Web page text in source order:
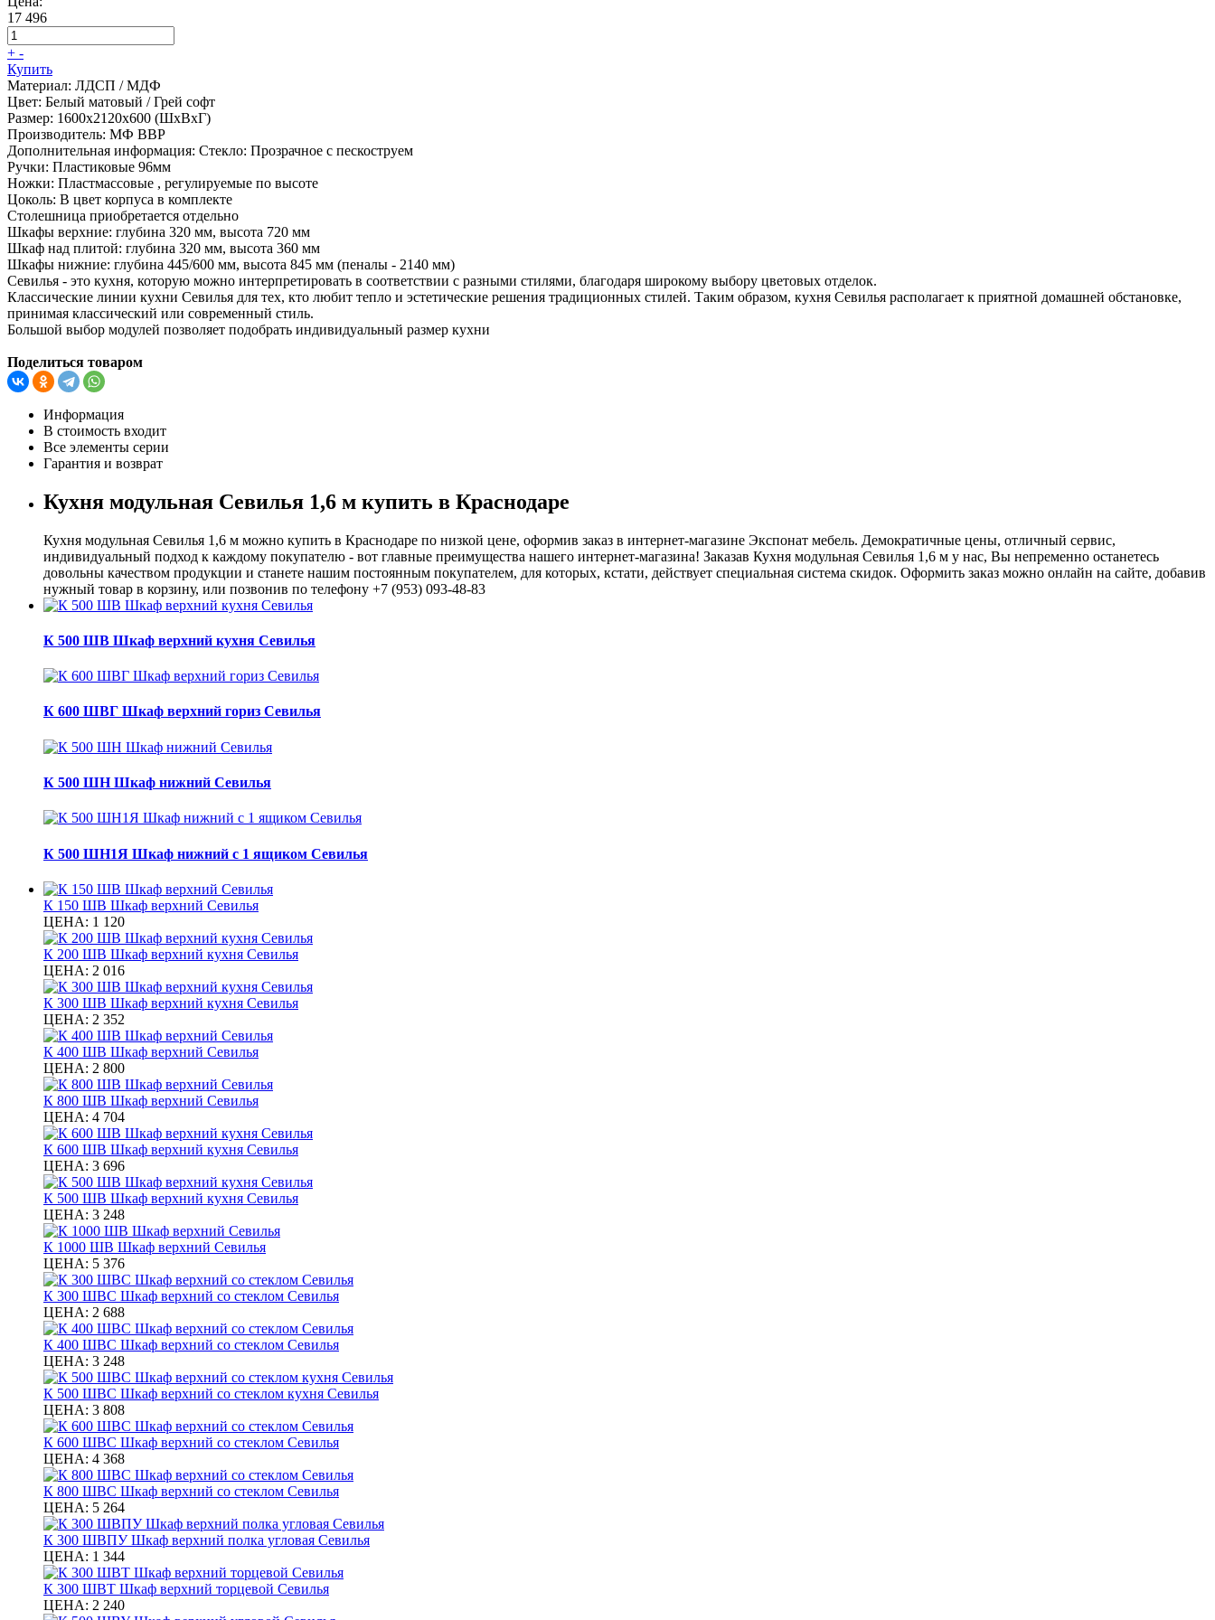
17 496
+ -
Купить
Материал: ЛДСП / МДФ
Цвет: Белый матовый / Грей софт
Размер: 1600х2120х600 (ШхВхГ)
Производитель: МФ ВВР
Дополнительная информация: Стекло: Прозрачное с пескоструем
Ручки: Пластиковые 96мм
Ножки: Пластмассовые , регулируемые по высоте
Цоколь: В цвет корпуса в комплекте
Столешница приобретается отдельно
Шкафы верхние: глубина 320 мм, высота 720 мм
Шкаф над плитой: глубина 320 мм, высота 360 мм
Шкафы нижние: глубина 445/600 мм, высота 845 мм (пеналы - 2140 мм)
Севилья - это кухня, которую можно интерпретировать в соответствии с разными стилями, благодаря широкому выбору цветовых отделок.
Классические линии кухни Севилья для тех, кто любит тепло и эстетические решения традиционных стилей. Таким образом, кухня Севилья располагает к приятной домашней обстановке,
принимая классический или современный стиль.
Большой выбор модулей позволяет подобрать индивидуальный размер кухни
Поделиться товаром
Информация
В стоимость входит
Все элементы серии
Гарантия и возврат
Кухня модульная Севилья 1,6 м купить в Краснодаре
Кухня модульная Севилья 1,6 м можно купить в Краснодаре по низкой цене, оформив заказ в интернет-магазине Экспонат мебель. Демократичные цены, отличный сервис,
индивидуальный подход к каждому покупателю - вот главные преимущества нашего интернет-магазина! Заказав Кухня модульная Севилья 1,6 м у нас, Вы непременно останетесь
довольны качеством продукции и станете нашим постоянным покупателем, для которых, кстати, действует специальная система скидок. Оформить заказ можно онлайн на сайте, добавив
нужный товар в корзину, или позвонив по телефону +7 (953) 093-48-83
К 500 ШВ Шкаф верхний кухня Севилья
К 600 ШВГ Шкаф верхний гориз Севилья
К 500 ШН Шкаф нижний Севилья
К 500 ШН1Я Шкаф нижний с 1 ящиком Севилья
К 150 ШВ Шкаф верхний Севилья
ЦЕНА: 1 120
К 200 ШВ Шкаф верхний кухня Севилья
ЦЕНА: 2 016
К 300 ШВ Шкаф верхний кухня Севилья
ЦЕНА: 2 352
К 400 ШВ Шкаф верхний Севилья
ЦЕНА: 2 800
К 800 ШВ Шкаф верхний Севилья
ЦЕНА: 4 704
К 600 ШВ Шкаф верхний кухня Севилья
ЦЕНА: 3 696
К 500 ШВ Шкаф верхний кухня Севилья
ЦЕНА: 3 248
К 1000 ШВ Шкаф верхний Севилья
ЦЕНА: 5 376
К 300 ШВС Шкаф верхний со стеклом Севилья
ЦЕНА: 2 688
К 400 ШВС Шкаф верхний со стеклом Севилья
ЦЕНА: 3 248
К 500 ШВС Шкаф верхний со стеклом кухня Севилья
ЦЕНА: 3 808
К 600 ШВС Шкаф верхний со стеклом Севилья
ЦЕНА: 4 368
К 800 ШВС Шкаф верхний со стеклом Севилья
ЦЕНА: 5 264
К 300 ШВПУ Шкаф верхний полка угловая Севилья
ЦЕНА: 1 344
К 300 ШВТ Шкаф верхний торцевой Севилья
ЦЕНА: 2 240